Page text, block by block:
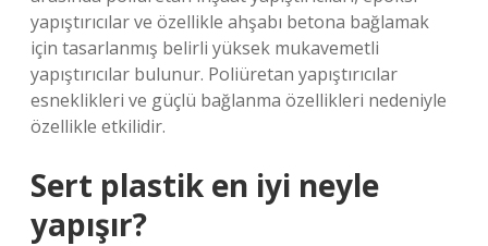
yapıştırıcılar ve özellikle ahşabı betona bağlamak
için tasarlanmış belirli yüksek mukavemetli
yapıştırıcılar bulunur. Poliüretan yapıştırıcılar
esneklikleri ve güçlü bağlanma özellikleri nedeniyle
özellikle etkilidir.
Sert plastik en iyi neyle
yapışır?